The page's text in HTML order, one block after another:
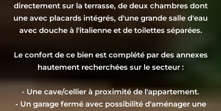
directement sur la terrasse, de deux chambres dont
une avec placards intégrés, d'une grande salle d'eau
avec douche à l'italienne et de toilettes séparées.
​Le confort de ce bien est complété par des annexes
hautement recherchées sur le secteur :
- Une cave/cellier à proximité de l'appartement.
- Un garage fermé avec possibilité d'aménager une